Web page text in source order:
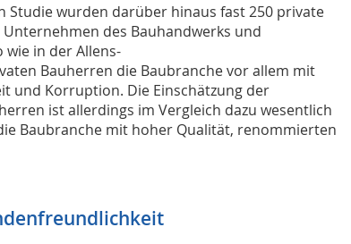
Studie wurden darüber hinaus fast 250 private
des Bauhandwerks und
in der Allens-
Bauherren die Baubranche vor allem mit
und Korruption. Die Einschätzung der
ist allerdings im Vergleich dazu wesentlich
Baubranche mit hoher Qualität, renommierten